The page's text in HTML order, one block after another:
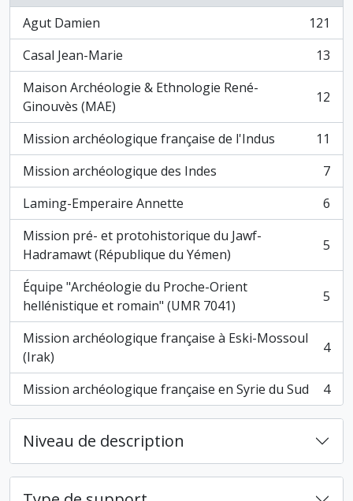
Agut Damien
, 121 résultats
121
Casal Jean-Marie
, 13 résultats
13
Maison Archéologie & Ethnologie René-
Ginouvès (MAE)
, 12 résultats 12
Mission archéologique française de l'Indus
, 11 résultats
11
Mission archéologique des Indes
, 7 résultats
7
Laming-Emperaire Annette
, 6 résultats
6
Mission pré- et protohistorique du Jawf-
Hadramawt (République du Yémen)
, 5 résultats 5
Équipe "Archéologie du Proche-Orient
hellénistique et romain" (UMR 7041)
, 5 résultats 5
Mission archéologique française à Eski-Mossoul
(Irak)
, 4 résultats 4
Mission archéologique française en Syrie du Sud
, 4 résultats 4
Niveau de description